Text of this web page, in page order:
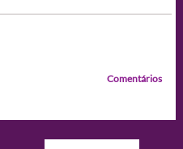
Comentários